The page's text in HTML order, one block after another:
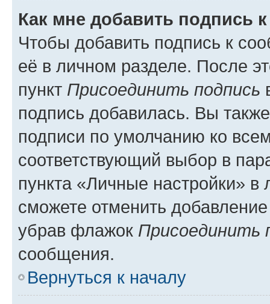
Как мне добавить подпись
Чтобы добавить подпись к
её в личном разделе. После
пункт Присоединить подпись
подпись добавилась. Вы
подписи по умолчанию ко
соответствующий выбор в
пункта «Личные настройки»
сможете отменить
убрав флажок Присоединить
сообщения.
Вернуться к началу